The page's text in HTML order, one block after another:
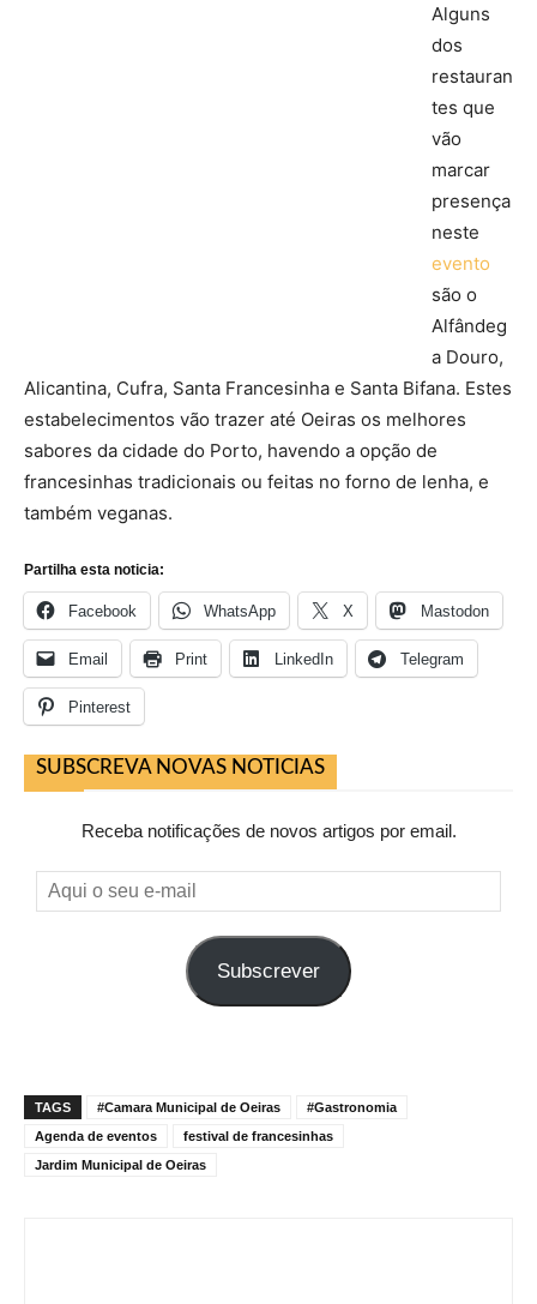
Alguns
dos
restauran
tes que
vão
marcar
presença
neste
evento
são o
Alfândeg
a Douro,
Alicantina, Cufra, Santa Francesinha e Santa Bifana. Estes
estabelecimentos vão trazer até Oeiras os melhores
sabores da cidade do Porto, havendo a opção de
francesinhas tradicionais ou feitas no forno de lenha, e
também veganas.
Partilha esta noticia:
Facebook WhatsApp X Mastodon
Email Print LinkedIn Telegram
Pinterest
SUBSCREVA NOVAS NOTICIAS
Receba notificações de novos artigos por email.
Aqui
o
Subscrever
TAGS #Camara Municipal de Oeiras
#Gastronomia
Agenda de eventos
festival de francesinhas
Jardim Municipal de Oeiras